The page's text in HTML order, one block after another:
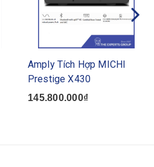
Amply Tích Hợp MICHI
Prestige X430
145.800.000₫